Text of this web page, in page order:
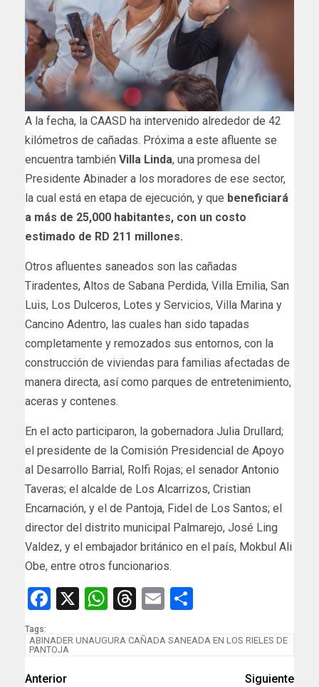
A la fecha, la CAASD ha intervenido alrededor de 42
kilómetros de cañadas. Próxima a este afluente se
encuentra también Villa Linda, una promesa del
Presidente Abinader a los moradores de ese sector,
la cual está en etapa de ejecución, y que beneficiará
a más de 25,000 habitantes, con un costo
estimado de RD 211 millones.
Otros afluentes saneados son las cañadas
Tiradentes, Altos de Sabana Perdida, Villa Emilia, San
Luis, Los Dulceros, Lotes y Servicios, Villa Marina y
Cancino Adentro, las cuales han sido tapadas
completamente y remozados sus entornos, con la
construcción de viviendas para familias afectadas de
manera directa, así como parques de entretenimiento,
aceras y contenes.
En el acto participaron, la gobernadora Julia Drullard;
el presidente de la Comisión Presidencial de Apoyo
al Desarrollo Barrial, Rolfi Rojas; el senador Antonio
Taveras; el alcalde de Los Alcarrizos, Cristian
Encarnación, y el de Pantoja, Fidel de Los Santos; el
director del distrito municipal Palmarejo, José Ling
Valdez, y el embajador británico en el país, Mokbul Ali
Obe, entre otros funcionarios.
Facebook
X WhatsApp
Threads
Email
Tags:
ABINADER UNAUGURA CAÑADA SANEADA EN LOS RIELES DE
PANTOJA
Anterior
Siguiente